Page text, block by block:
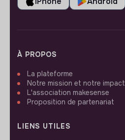
À PROPOS
La plateforme
Notre mission et notre impact
L'association makesense
Proposition de partenariat
LIENS UTILES